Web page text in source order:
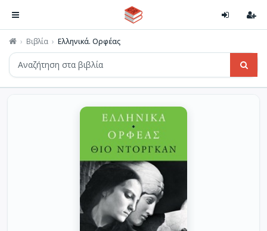
Βιβλία Ελληνικά. Ορφέας